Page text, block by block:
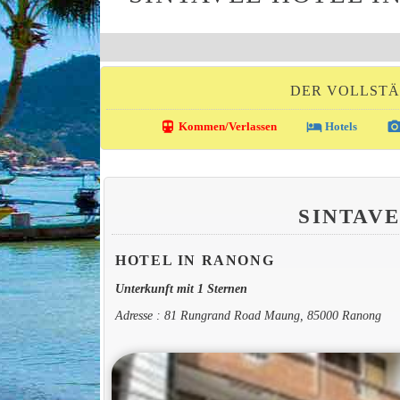
DER
directions_transit Kommen/Verlassen local_hotelHotels
HOTEL IN RANONG
Unterkunft mit 1 Sternen
Adresse : 81 Rungrand Road Maung, 85000 Ranong